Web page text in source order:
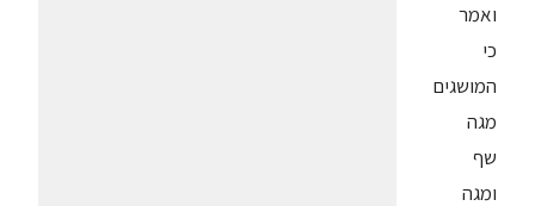
ואמר
כי
המושגים
מגה
שף
ומגה